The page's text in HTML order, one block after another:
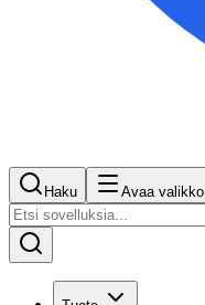
Haku Avaa valikko